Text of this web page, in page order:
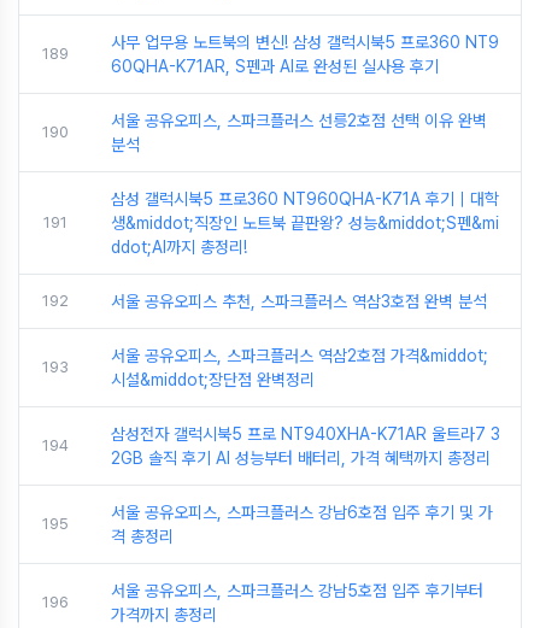
189
사무 업무용 노트북의 변신! 삼성 갤럭시북5 프로360 NT9
60QHA-K71AR, S펜과 AI로 완성된 실사용 후기
190
서울 공유오피스, 스파크플러스 선릉2호점 선택 이유 완벽
분석
191
삼성 갤럭시북5 프로360 NT960QHA-K71A 후기｜대학
생&middot;직장인 노트북 끝판왕? 성능&middot;S펜&mi
ddot;AI까지 총정리!
192 서울 공유오피스 추천, 스파크플러스 역삼3호점 완벽 분석
193
서울 공유오피스, 스파크플러스 역삼2호점 가격&middot;
시설&middot;장단점 완벽정리
194
삼성전자 갤럭시북5 프로 NT940XHA-K71AR 울트라7 3
2GB 솔직 후기 AI 성능부터 배터리, 가격 혜택까지 총정리
195
서울 공유오피스, 스파크플러스 강남6호점 입주 후기 및 가
격 총정리
196
서울 공유오피스, 스파크플러스 강남5호점 입주 후기부터
가격까지 총정리